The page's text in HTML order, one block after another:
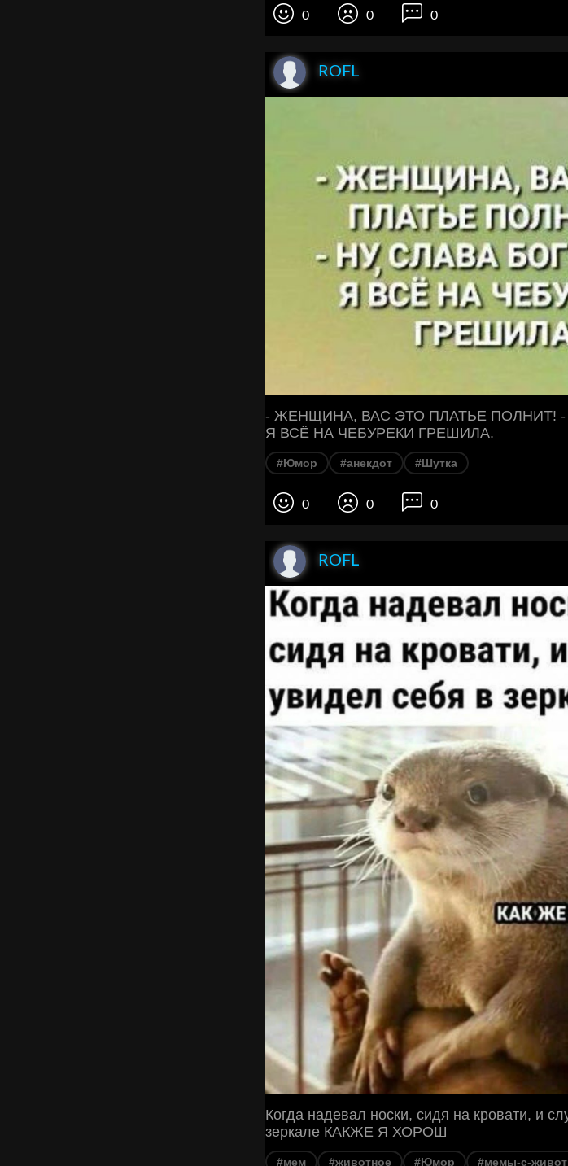
0 0 0
ROFL
- ЖЕНЩИНА, ВАС ЭТО ПЛАТЬЕ ПОЛНИТ! -
Я ВСЁ НА ЧЕБУРЕКИ ГРЕШИЛА.
#Юмор #анекдот #Шутка
0 0 0
ROFL
Когда надевал носки, сидя на кровати, и
зеркале КАКЖЕ Я ХОРОШ
#мем #животное #Юмор #мемы-с-